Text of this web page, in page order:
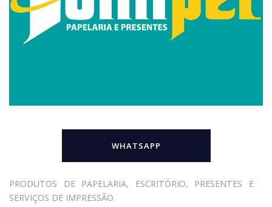
WHATSAPP
PRODUTOS DE PAPELARIA, ESCRITÓRIO, PRESENTES E
SERVIÇOS DE IMPRESSÃO.